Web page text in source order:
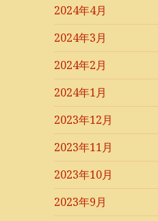
2024年4月
2024年3月
2024年2月
2024年1月
2023年12月
2023年11月
2023年10月
2023年9月